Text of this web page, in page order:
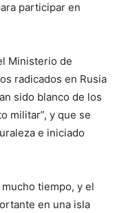
participar en
Ministerio de
radicados en Rusia
sido blanco de los
militar”, y que se
e iniciado
tiempo, y el
en una isla